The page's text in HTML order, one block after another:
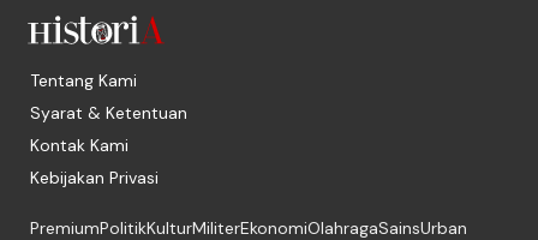
Tentang Kami
Syarat & Ketentuan
Kontak Kami
Kebijakan Privasi
PremiumPolitikKulturMiliterEkonomiOlahragaSainsUrban